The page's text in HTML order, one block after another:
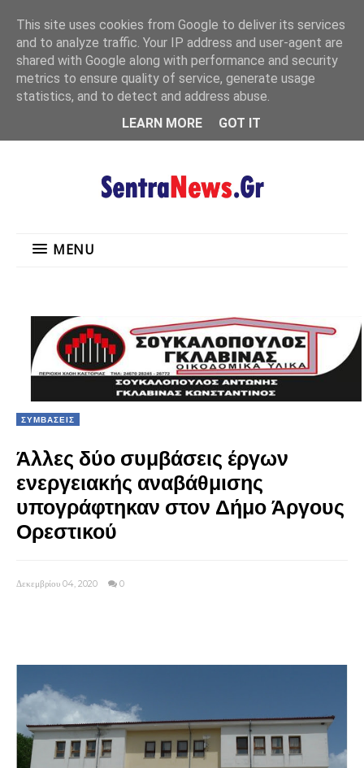
MENU
MENU
ΣΥΜΒΑΣΕΙΣ
Άλλες δύο συμβάσεις έργων
ενεργειακής αναβάθμισης
υπογράφτηκαν στον Δήμο Άργους
Ορεστικού
Δεκεμβρίου 04, 2020 0
This site uses cookies from Google to deliver its services
and to analyze traffic. Your IP address and user-agent are
shared with Google along with performance and security
metrics to ensure quality of service, generate usage
statistics, and to detect and address abuse.
LEARN MORE
GOT IT